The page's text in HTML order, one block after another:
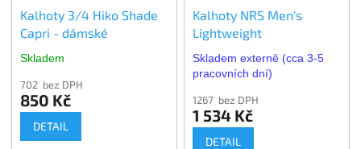
Kalhoty 3/4 Hiko Shade
Capri - dámské
Skladem
702 bez DPH
850 Kč
DETAIL
Kalhoty NRS Men's
Lightweight
Skladem externě (cca 3-5
pracovních dní)
1267 bez DPH
1 534 Kč
DETAIL